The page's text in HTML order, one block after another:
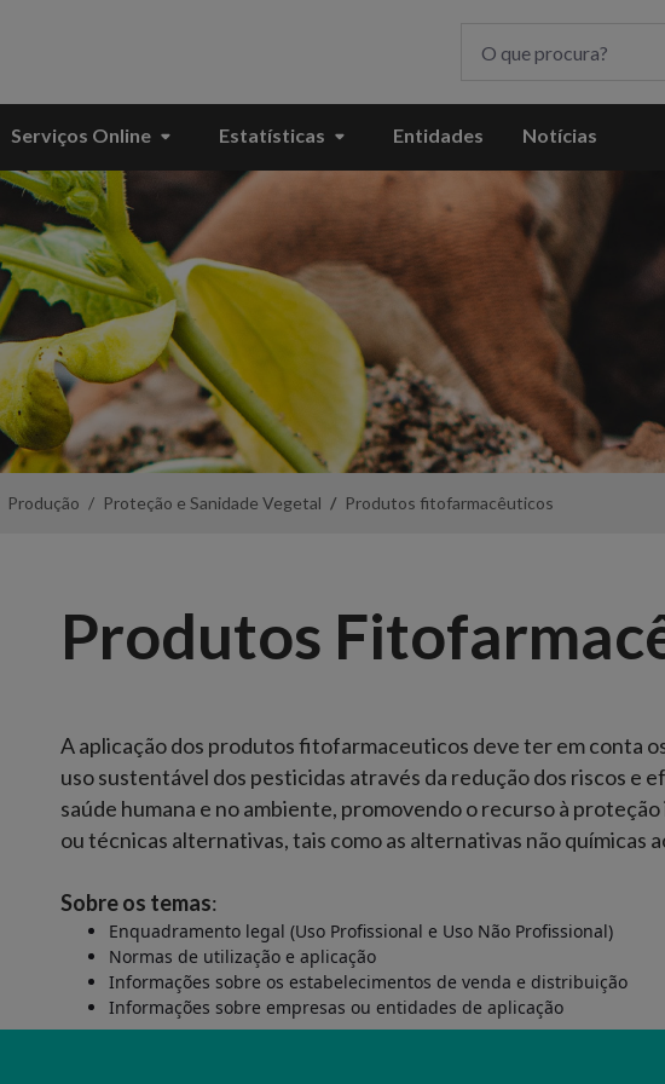
Serviços Online Estatísticas Entidades Notícias
Produção Proteção e Sanidade Vegetal Produtos fitofarmacêuticos
Produtos
A aplicação dos produtos fitofarmaceuticos deve ter em conta
uso sustentável dos pesticidas através da redução dos riscos e
saúde humana e no ambiente, promovendo o recurso à
ou técnicas alternativas, tais como as alternativas não químicas
Sobre os temas:
Enquadramento legal (Uso Profissional e Uso Não Profissional)
Normas de utilização e aplicação
Informações sobre os estabelecimentos de venda e distribuição
Informações sobre empresas ou entidades de aplicação